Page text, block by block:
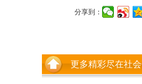
分享到：
更多精彩尽在社